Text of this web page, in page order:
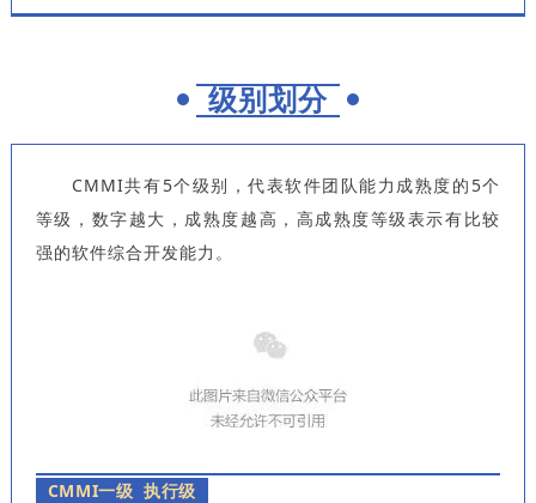
级别划分
CMMI共有5个级别，代表软件团队能力成熟度的5个
等级，数字越大，成熟度越高，高成熟度等级表示有比较
强的软件综合开发能力。
CMMI一级 执行级